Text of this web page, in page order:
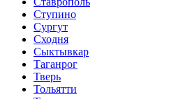
Ступино
Сургут
Сходня
Сыктывкар
Таганрог
Тверь
Тольятти